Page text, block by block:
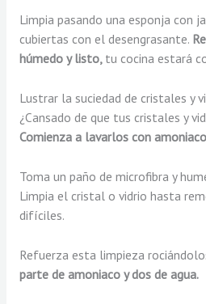
Limpia pasando una esponja con
cubiertas con el desengrasante.
húmedo y listo,tu cocina estará
Lustrar la suciedad de cristales y
¿Cansado de que tus cristales y
Comienza a lavarlos con
Toma un paño de microfibra y
Limpia el cristal o vidrio hasta
difíciles.
Refuerza esta limpieza
parte de amoniaco y dos de agua.